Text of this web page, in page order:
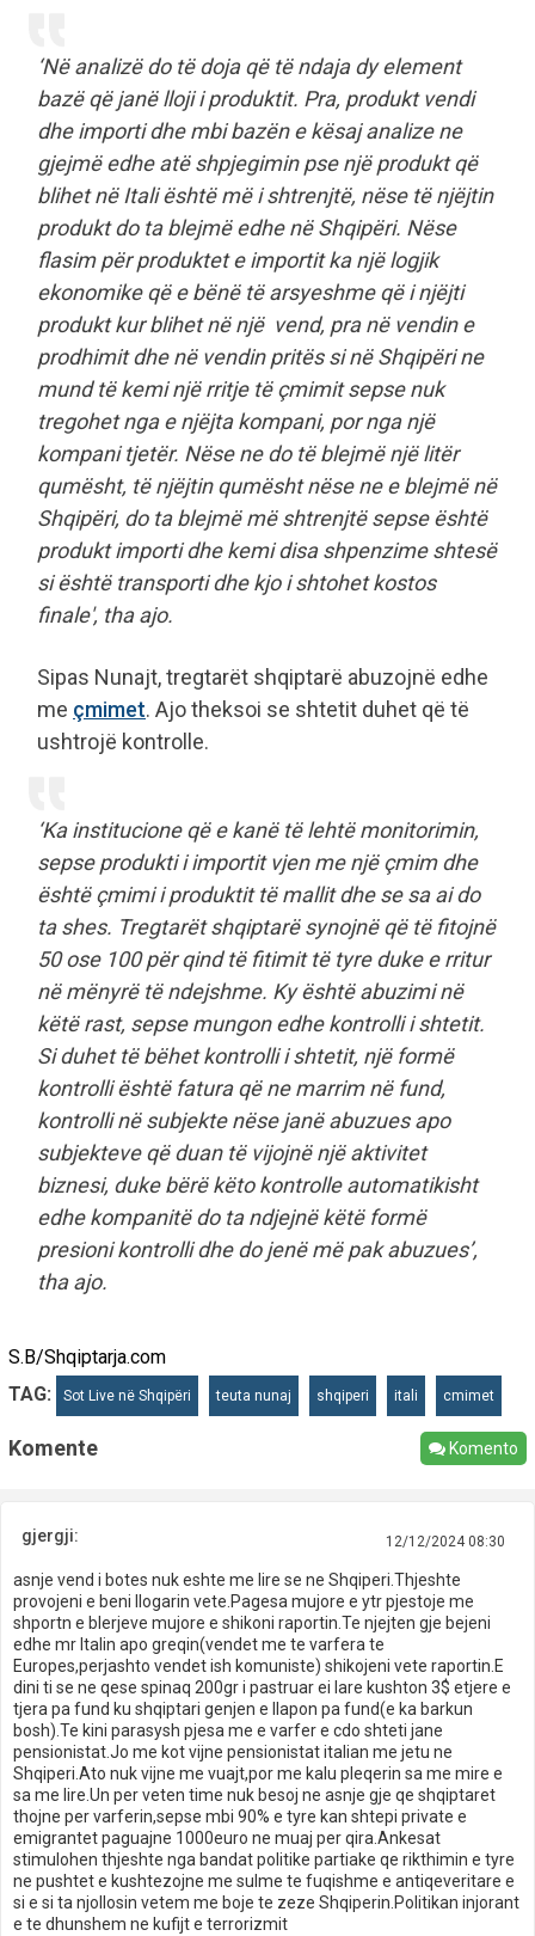
‘Në analizë do të doja që të ndaja dy element
bazë që janë lloji i produktit. Pra, produkt vendi
dhe importi dhe mbi bazën e kësaj analize ne
gjejmë edhe atë shpjegimin pse një produkt që
blihet në Itali është më i shtrenjtë, nëse të njëjtin
produkt do ta blejmë edhe në Shqipëri. Nëse
flasim për produktet e importit ka një logjik
ekonomike që e bënë të arsyeshme që i njëjti
produkt kur blihet në një vend, pra në vendin e
prodhimit dhe në vendin pritës si në Shqipëri ne
mund të kemi një rritje të çmimit sepse nuk
tregohet nga e njëjta kompani, por nga një
kompani tjetër. Nëse ne do të blejmë një litër
qumësht, të njëjtin qumësht nëse ne e blejmë në
Shqipëri, do ta blejmë më shtrenjtë sepse është
produkt importi dhe kemi disa shpenzime shtesë
si është transporti dhe kjo i shtohet kostos
finale', tha ajo.
Sipas Nunajt, tregtarët shqiptarë abuzojnë edhe
me çmimet. Ajo theksoi se shtetit duhet që të
ushtrojë kontrolle.
‘Ka institucione që e kanë të lehtë monitorimin,
sepse produkti i importit vjen me një çmim dhe
është çmimi i produktit të mallit dhe se sa ai do
ta shes. Tregtarët shqiptarë synojnë që të fitojnë
50 ose 100 për qind të fitimit të tyre duke e rritur
në mënyrë të ndejshme. Ky është abuzimi në
këtë rast, sepse mungon edhe kontrolli i shtetit.
Si duhet të bëhet kontrolli i shtetit, një formë
kontrolli është fatura që ne marrim në fund,
kontrolli në subjekte nëse janë abuzues apo
subjekteve që duan të vijojnë një aktivitet
biznesi, duke bërë këto kontrolle automatikisht
edhe kompanitë do ta ndjejnë këtë formë
presioni kontrolli dhe do jenë më pak abuzues’,
tha ajo.
S.B/Shqiptarja.com
TAG:
Sot Live në Shqipëri teuta nunaj shqiperi itali cmimet
Komente Komento
gjergji: 12/12/2024 08:30
asnje vend i botes nuk eshte me lire se ne Shqiperi.Thjeshte
provojeni e beni llogarin vete.Pagesa mujore e ytr pjestoje me
shportn e blerjeve mujore e shikoni raportin.Te njejten gje bejeni
edhe mr Italin apo greqin(vendet me te varfera te
Europes,perjashto vendet ish komuniste) shikojeni vete raportin.E
dini ti se ne qese spinaq 200gr i pastruar ei lare kushton 3$ etjere e
tjera pa fund ku shqiptari genjen e llapon pa fund(e ka barkun
bosh).Te kini parasysh pjesa me e varfer e cdo shteti jane
pensionistat.Jo me kot vijne pensionistat italian me jetu ne
Shqiperi.Ato nuk vijne me vuajt,por me kalu pleqerin sa me mire e
sa me lire.Un per veten time nuk besoj ne asnje gje qe shqiptaret
thojne per varferin,sepse mbi 90% e tyre kan shtepi private e
emigrantet paguajne 1000euro ne muaj per qira.Ankesat
stimulohen thjeshte nga bandat politike partiake qe rikthimin e tyre
ne pushtet e kushtezojne me sulme te fuqishme e antiqeveritare e
si e si ta njollosin vetem me boje te zeze Shqiperin.Politikan injorant
e te dhunshem ne kufijt e terrorizmit